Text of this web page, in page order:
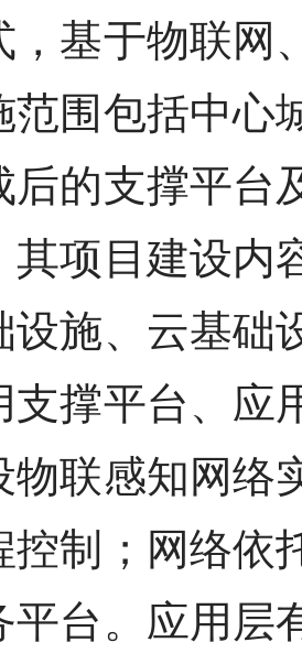
，基于物联网
范围包括中心
后的支撑平台
其项目建设内
设施、云基础
支撑平台、应
物联感知网络
控制；网络依
平台。应用层